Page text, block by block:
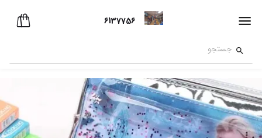
6137756